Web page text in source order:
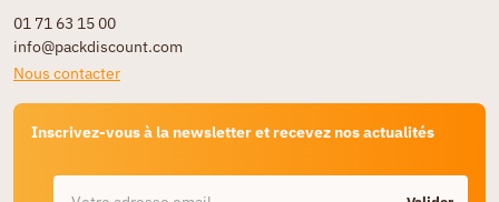
01 71 63 15 00
info@packdiscount.com
Nous contacter
Inscrivez-vous à la newsletter et recevez nos actualités